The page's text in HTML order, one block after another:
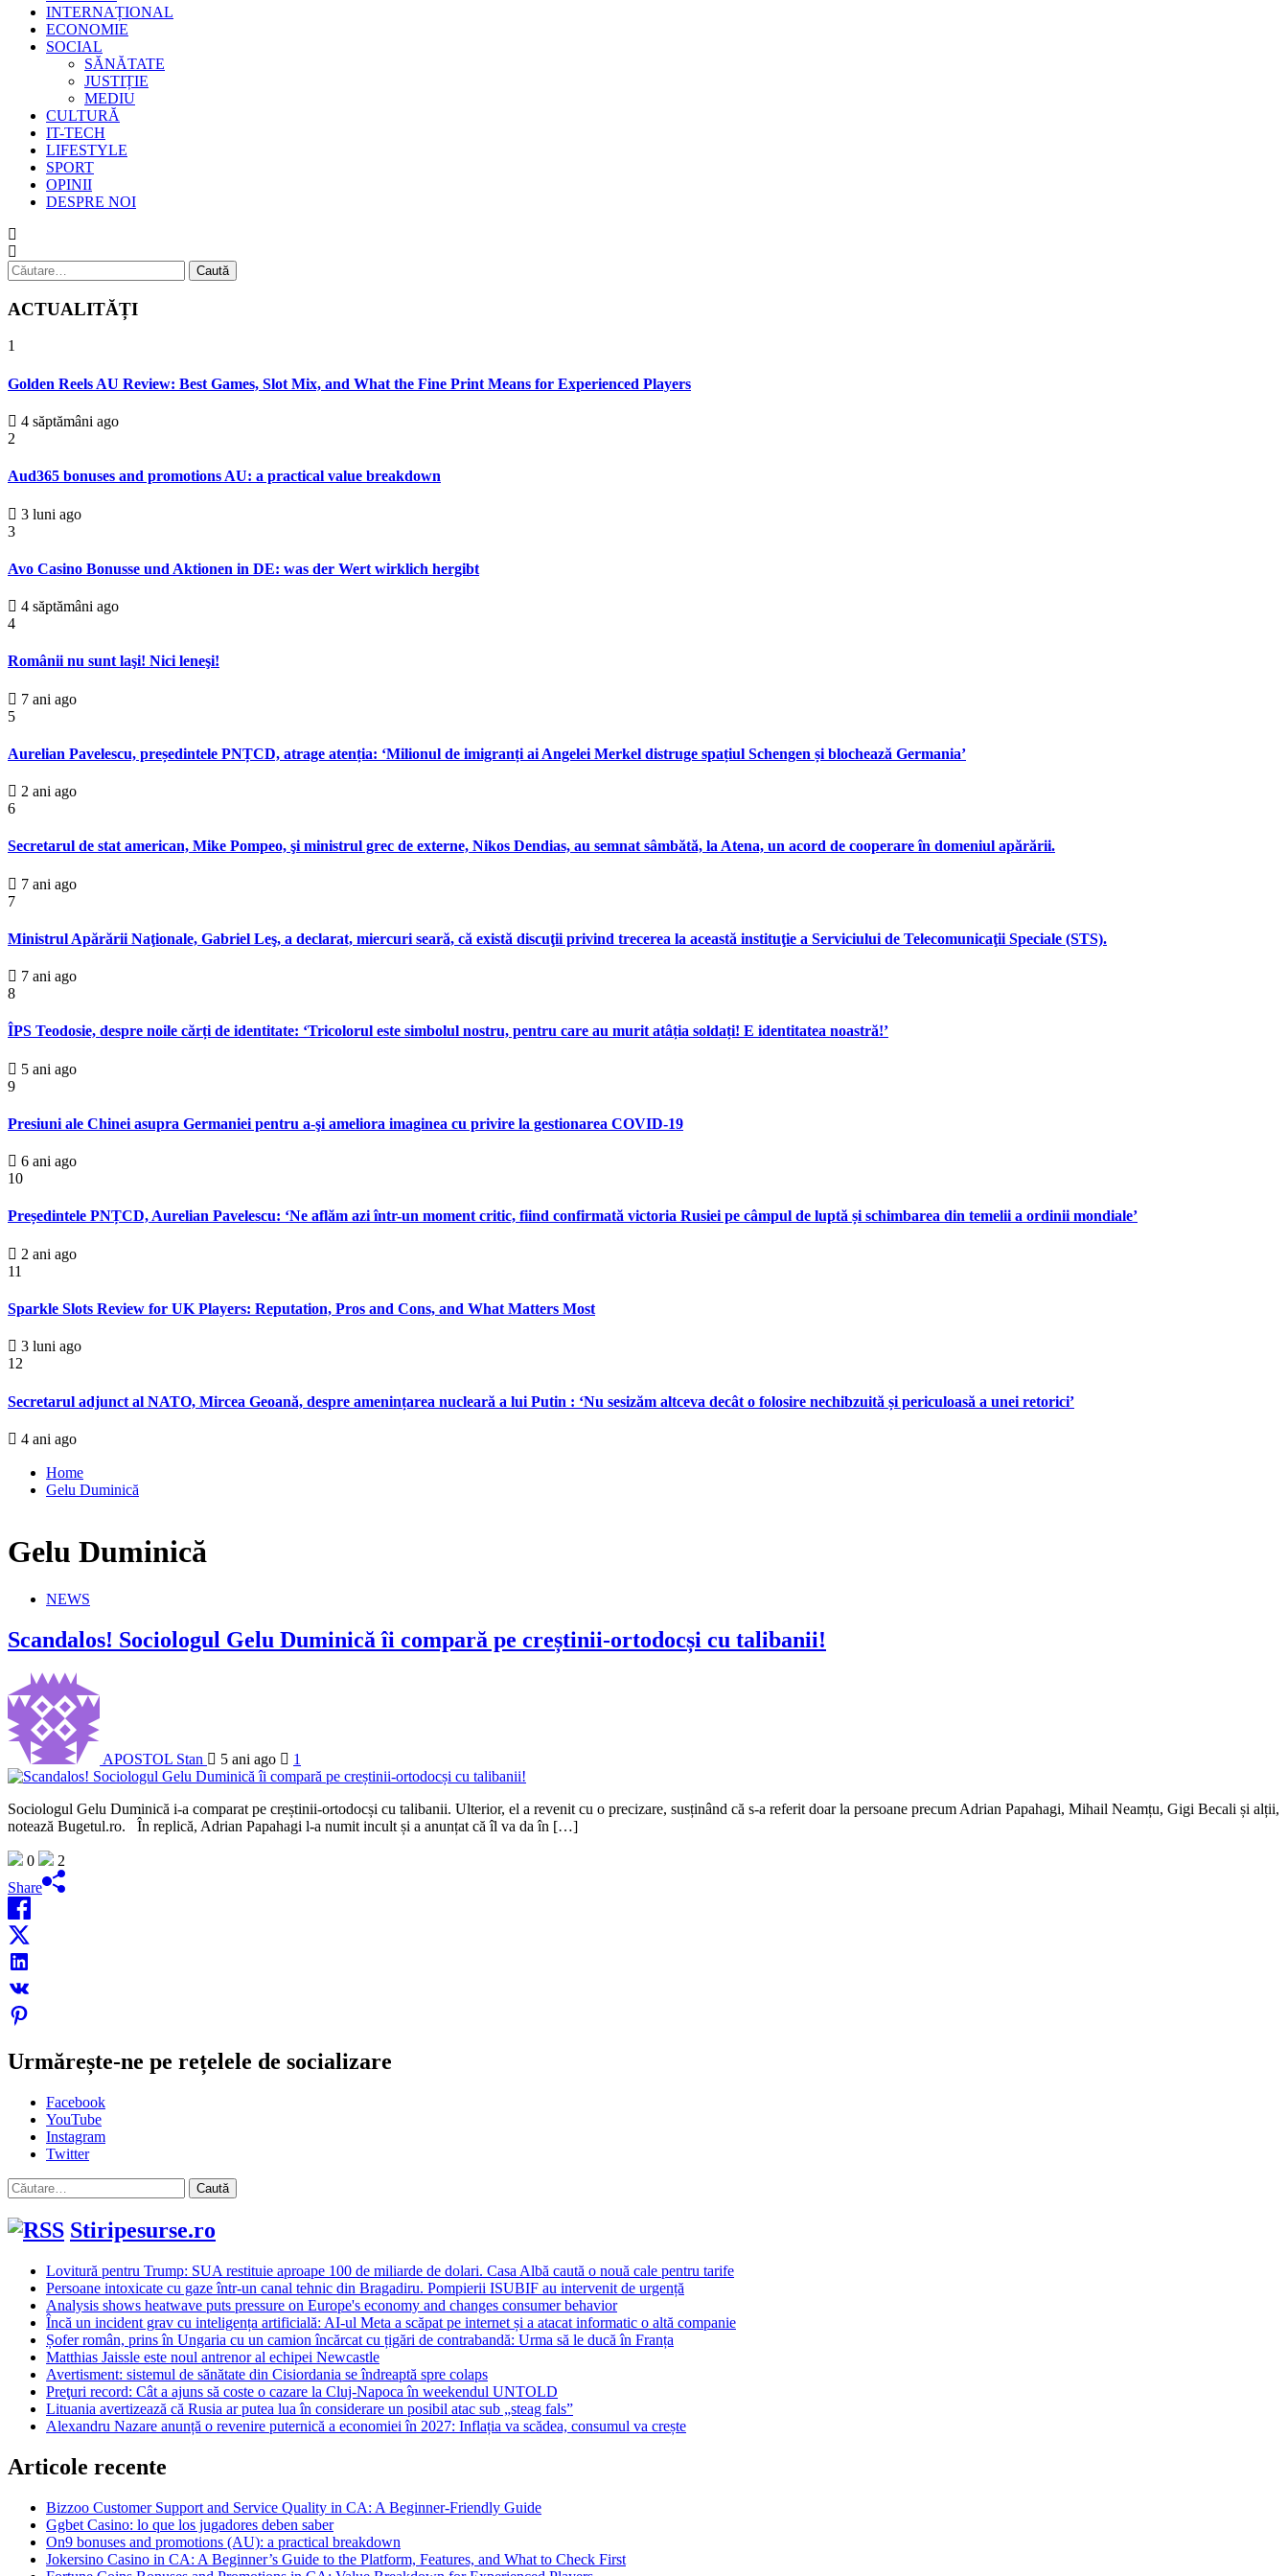
INTERNAȚIONAL
ECONOMIE
SOCIAL
SĂNĂTATE
JUSTIȚIE
MEDIU
CULTURĂ
IT-TECH
LIFESTYLE
SPORT
OPINII
DESPRE NOI
Caută
după:
ACTUALITĂȚI
1
Golden Reels AU Review: Best Games, Slot Mix, and What the Fine Print Means for Experienced Players
4 săptămâni ago
2
Aud365 bonuses and promotions AU: a practical value breakdown
3 luni ago
3
Avo Casino Bonusse und Aktionen in DE: was der Wert wirklich hergibt
4 săptămâni ago
4
Românii nu sunt laşi! Nici leneşi!
7 ani ago
5
Aurelian Pavelescu, președintele PNȚCD, atrage atenția: ‘Milionul de imigranți ai Angelei Merkel distruge spațiul Schengen și blochează Germania’
2 ani ago
6
Secretarul de stat american, Mike Pompeo, şi ministrul grec de externe, Nikos Dendias, au semnat sâmbătă, la Atena, un acord de cooperare în domeniul apărării.
7 ani ago
7
Ministrul Apărării Naţionale, Gabriel Leş, a declarat, miercuri seară, că există discuţii privind trecerea la această instituţie a Serviciului de Telecomunicaţii Speciale (STS).
7 ani ago
8
ÎPS Teodosie, despre noile cărți de identitate: ‘Tricolorul este simbolul nostru, pentru care au murit atâția soldați! E identitatea noastră!’
5 ani ago
9
Presiuni ale Chinei asupra Germaniei pentru a-şi ameliora imaginea cu privire la gestionarea COVID-19
6 ani ago
10
Președintele PNȚCD, Aurelian Pavelescu: ‘Ne aflăm azi într-un moment critic, fiind confirmată victoria Rusiei pe câmpul de luptă și schimbarea din temelii a ordinii mondiale’
2 ani ago
11
Sparkle Slots Review for UK Players: Reputation, Pros and Cons, and What Matters Most
3 luni ago
12
Secretarul adjunct al NATO, Mircea Geoană, despre amenințarea nucleară a lui Putin : ‘Nu sesizăm altceva decât o folosire nechibzuită și periculoasă a unei retorici’
4 ani ago
Home
Gelu Duminică
Gelu Duminică
NEWS
Scandalos! Sociologul Gelu Duminică îi compară pe creștinii-ortodocși cu talibanii!
APOSTOL Stan 5 ani ago 1
Sociologul Gelu Duminică i-a comparat pe creștinii-ortodocși cu talibanii. Ulterior, el a revenit cu o precizare, susținând că s-a referit doar la persoane precum Adrian Papahagi, Mihail Neamțu, Gigi Becali și alții,
notează Bugetul.ro. În replică, Adrian Papahagi l-a numit incult și a anunțat că îl va da în […]
0
2
Share
Urmărește-ne pe rețelele de socializare
Facebook
YouTube
Instagram
Twitter
Caută
după:
Stiripesurse.ro
Lovitură pentru Trump: SUA restituie aproape 100 de miliarde de dolari. Casa Albă caută o nouă cale pentru tarife
Persoane intoxicate cu gaze într-un canal tehnic din Bragadiru. Pompierii ISUBIF au intervenit de urgență
Analysis shows heatwave puts pressure on Europe's economy and changes consumer behavior
Încă un incident grav cu inteligența artificială: AI-ul Meta a scăpat pe internet și a atacat informatic o altă companie
Șofer român, prins în Ungaria cu un camion încărcat cu țigări de contrabandă: Urma să le ducă în Franța
Matthias Jaissle este noul antrenor al echipei Newcastle
Avertisment: sistemul de sănătate din Cisiordania se îndreaptă spre colaps
Preţuri record: Cât a ajuns să coste o cazare la Cluj-Napoca în weekendul UNTOLD
Lituania avertizează că Rusia ar putea lua în considerare un posibil atac sub „steag fals”
Alexandru Nazare anunță o revenire puternică a economiei în 2027: Inflația va scădea, consumul va crește
Articole recente
Bizzoo Customer Support and Service Quality in CA: A Beginner-Friendly Guide
Ggbet Casino: lo que los jugadores deben saber
On9 bonuses and promotions (AU): a practical breakdown
Jokersino Casino in CA: A Beginner’s Guide to the Platform, Features, and What to Check First